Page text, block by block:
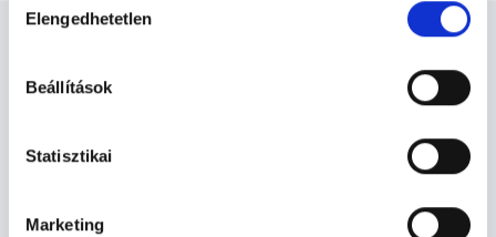
szabályzat:https://foglaljorvost.hu/info/foglaljorvost-
kiválasztása
Elengedhetetlen
Beállítások
Statisztikai
Marketing
Diagnosztika TERÜLETHEZ KAPCSOLÓDÓ